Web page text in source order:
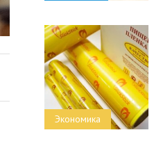
Экономика